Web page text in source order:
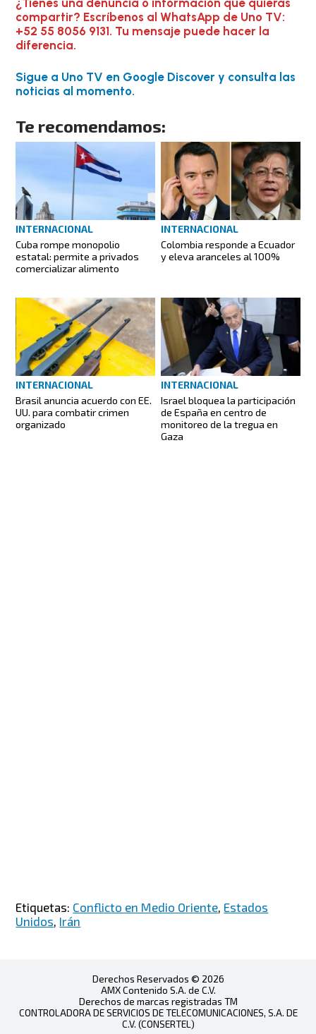
compartir? Escríbenos al WhatsApp de Uno TV:
+52 55 8056 9131. Tu mensaje puede hacer la
diferencia.
Sigue a Uno TV en Google Discover y consulta las
noticias al momento.
Te recomendamos:
INTERNACIONAL
Cuba rompe monopolio
estatal: permite a privados
comercializar alimento
INTERNACIONAL
Colombia responde a Ecuador
y eleva aranceles al 100%
INTERNACIONAL
Brasil anuncia acuerdo con EE.
UU. para combatir crimen
organizado
INTERNACIONAL
Israel bloquea la participación
de España en centro de
monitoreo de la tregua en
Gaza
Etiquetas: Conflicto en Medio Oriente, Estados
Unidos, Irán
Derechos Reservados © 2026
AMX Contenido S.A. de C.V.
Derechos de marcas registradas TM
CONTROLADORA DE SERVICIOS DE TELECOMUNICACIONES, S.A. DE
C.V. (CONSERTEL)